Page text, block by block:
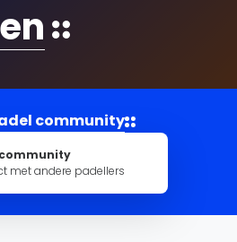
community
met andere padellers